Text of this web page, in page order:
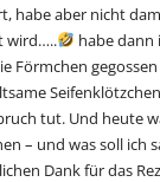
habe aber nicht
wird…..
habe dann
Förmchen
tut. Und heute
– und was soll ich
Dank für das